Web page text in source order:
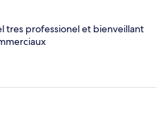
tres professionel et bienveillant